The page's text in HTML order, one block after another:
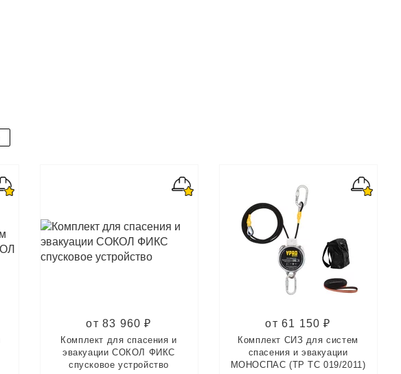
от 83 960 ₽
Комплект для спасения и
эвакуации СОКОЛ ФИКС
спусковое устройство
от 61 150 ₽
Комплект СИЗ для систем
спасения и эвакуации
МОНОСПАС (ТР ТС 019/2011)